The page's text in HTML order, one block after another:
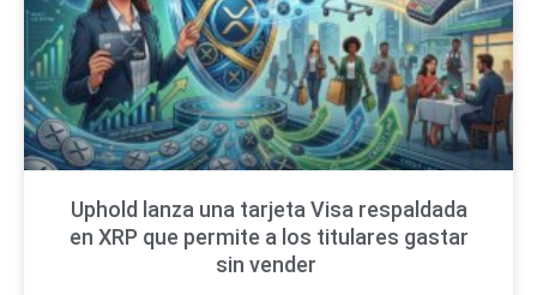
Uphold lanza una tarjeta Visa respaldada
en XRP que permite a los titulares gastar
sin vender